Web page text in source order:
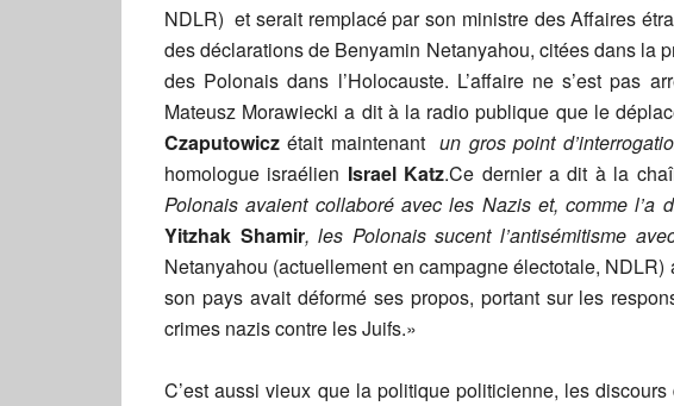
NDLR) et serait remplacé par son ministre des Affaires
des déclarations de Benyamin Netanyahou, citées dans la
des Polonais dans l’Holocauste. L’affaire ne s’est pas
Mateusz Morawiecki a dit à la radio publique que le
Czaputowicz était maintenantun gros point
homologue israélien Israel Katz.Ce dernier a dit à la
Polonais avaient collaboré avec les Nazis et, comme l’a
Yitzhak Shamir, les Polonais sucent l’antisémitisme
Netanyahou (actuellement en campagne électotale,
son pays avait déformé ses propos, portant sur les
crimes nazis contre les Juifs.»
C’est aussi vieux que la politique politicienne, les